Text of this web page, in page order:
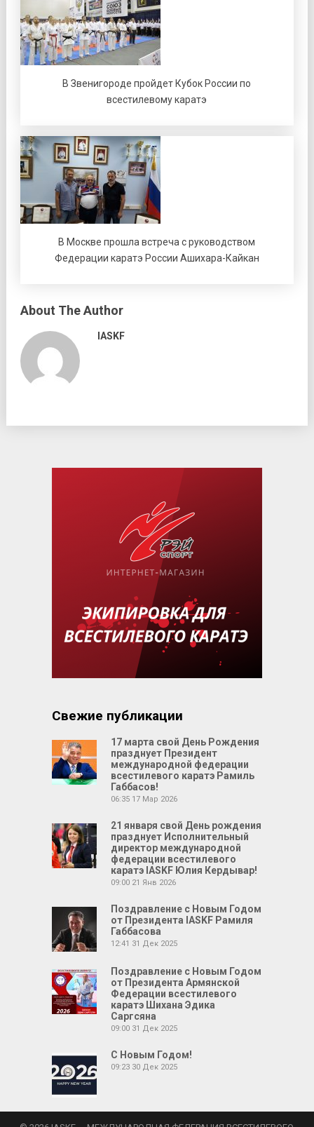
В Звенигороде пройдет Кубок России по
всестилевому каратэ
В Москве прошла встреча с руководством
Федерации каратэ России Ашихара-Кайкан
About The Author
IASKF
Свежие публикации
17 марта свой День Рождения
празднует Президент
международной федерации
всестилевого каратэ Рамиль
Габбасов!
06:35 17 Мар 2026
21 января свой День рождения
празднует Исполнительный
директор международной
федерации всестилевого
каратэ IASKF Юлия Кердывар!
09:00 21 Янв 2026
Поздравление с Новым Годом
от Президента IASKF Рамиля
Габбасова
12:41 31 Дек 2025
Поздравление с Новым Годом
от Президента Армянской
Федерации всестилевого
каратэ Шихана Эдика
Саргсяна
09:00 31 Дек 2025
С Новым Годом!
09:23 30 Дек 2025